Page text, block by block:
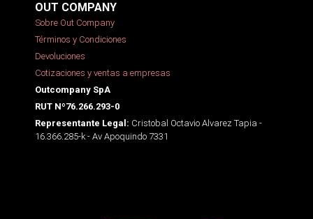
OUT COMPANY
Sobre Out Company
Términos y Condiciones
Devoluciones
Cotizaciones y ventas a empresas
Outcompany SpA
RUT Nº76.266.293-0
Representante Legal: Cristobal Octavio Alvarez Tapia -
16.366.285-k - Av Apoquindo 7331